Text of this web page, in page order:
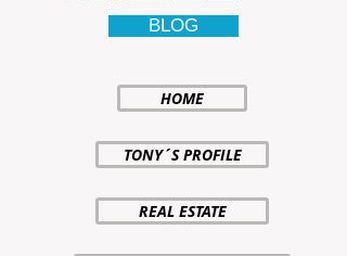
BLOG
HOME
TONY´S PROFILE
REAL ESTATE